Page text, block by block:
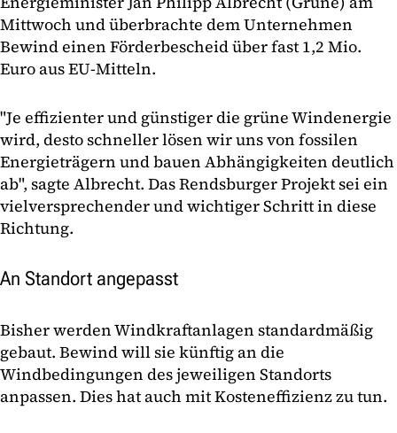
Mittwoch und überbrachte dem Unternehmen
Bewind einen Förderbescheid über fast 1,2 Mio.
Euro aus EU-Mitteln.
"Je effizienter und günstiger die grüne Windenergie
wird, desto schneller lösen wir uns von fossilen
Energieträgern und bauen Abhängigkeiten deutlich
ab", sagte Albrecht. Das Rendsburger Projekt sei ein
vielversprechender und wichtiger Schritt in diese
Richtung.
An Standort angepasst
Bisher werden Windkraftanlagen standardmäßig
gebaut. Bewind will sie künftig an die
Windbedingungen des jeweiligen Standorts
anpassen. Dies hat auch mit Kosteneffizienz zu tun.